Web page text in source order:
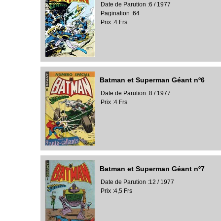
Date de Parution :6 / 1977
Pagination :64
Prix :4 Frs
Batman et Superman Géant nº6
Date de Parution :8 / 1977
Prix :4 Frs
Batman et Superman Géant nº7
Date de Parution :12 / 1977
Prix :4,5 Frs